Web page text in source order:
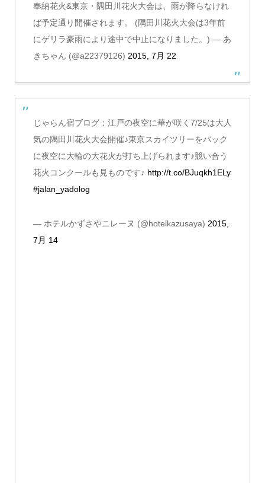
奉納花火&東京・隅田川花火大会は、雨が降らなけれ
ば予定通り開催されます。 (隅田川花火大会は3年前
にゲリラ豪雨により途中で中止になりました。) — あ
きちゃん (@a22379126) 2015, 7月 22
じゃらん宿ブログ：江戸の夜空に華が咲く7/25は大人
気の隅田川花火大会開催♪東京スカイツリーをバック
に夜空に大輪の大花火が打ち上げられます♪競い合う
花火コンクールも見ものです♪ http://t.co/BJuqkh1ELy
#jalan_yadolog
— ホテルかずさやニレーヌ (@hotelkazusaya) 2015,
7月 14